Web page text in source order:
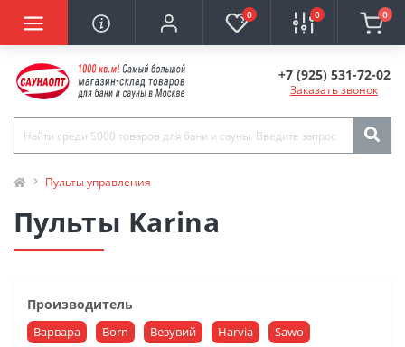
0 0 0
+7 (925) 531-72-02
Заказать звонок
Пульты управления
Пульты Karina
Производитель
Варвара Born Везувий Harvia
Sawo